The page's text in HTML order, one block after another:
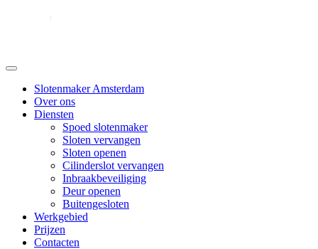
Slotenmaker Amsterdam
Over ons
Diensten
Spoed slotenmaker
Sloten vervangen
Sloten openen
Cilinderslot vervangen
Inbraakbeveiliging
Deur openen
Buitengesloten
Werkgebied
Prijzen
Contacten